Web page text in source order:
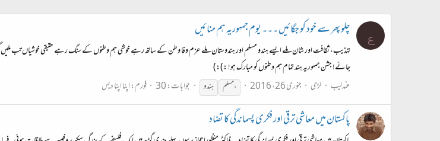
ع چلو پھر سے خود کو جگائیں ۔۔۔ یوم جمہوریہ ہم منائیں
تہذیب، ثقافت اور شان ملے ایسے ہندو مسلم اور ہندوستان ملے عزم وفا وطن کے ساتھ رہے خوشی ہم وطنوں کے سنگ رہے حقیقی خوشیاں تب
جائے! جشن جمہوریہ ہند تمام ہم وطنوں کو مبارک ہو! :):)
عندلیب
لڑی جنوری 26، 2016 ، مسلم ہندو جوابات: 30 فورم:اپنا اپنا دیس
پاکستان میں معاشی ترقی اور فکری پسماندگی کا تضاد